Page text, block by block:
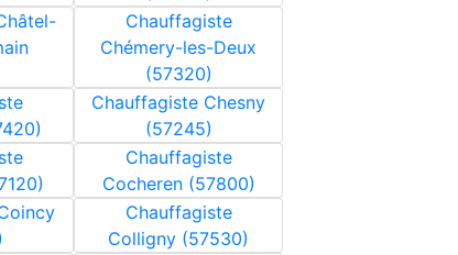
Chauffagiste
Chémery-les-Deux
(57320)
Chauffagiste Chesny
(57245)
Chauffagiste
Cocheren (57800)
Chauffagiste
Colligny (57530)